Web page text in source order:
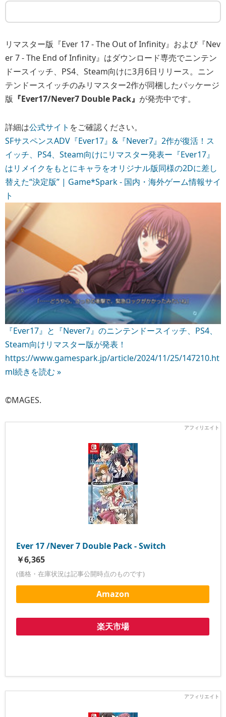
リマスター版『Ever 17 - The Out of Infinity』および『Nev
er 7 - The End of Infinity』はダウンロード専売でニンテン
ドースイッチ、PS4、Steam向けに3月6日リリース。ニン
テンドースイッチのみリマスター2作が同梱したパッケージ
版 『Ever17/Never7 Double Pack』 が発売中です。
詳細は公式サイト をご確認ください。
SFサスペンスADV『Ever17』&『Never7』2作が復活！ス
イッチ、PS4、Steam向けにリマスター発表ー『Ever17』
はリメイクをもとにキャラをオリジナル版同様の2Dに差し
替えた“決定版” | Game*Spark - 国内・海外ゲーム情報サイ
ト
『Ever17』と『Never7』のニンテンドースイッチ、PS4、
Steam向けリマスター版が発表！
https://www.gamespark.jp/article/2024/11/25/147210.ht
ml続きを読む »
©MAGES.
Ever 17 /Never 7 Double Pack - Switch
￥6,365
(価格・在庫状況は記事公開時点のものです)
Amazon
楽天市場